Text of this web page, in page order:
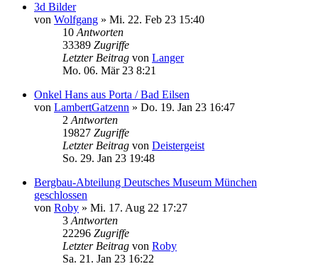
3d Bilder
von Wolfgang » Mi. 22. Feb 23 15:40
10 Antworten
33389 Zugriffe
Letzter Beitrag von Langer
Mo. 06. Mär 23 8:21
Onkel Hans aus Porta / Bad Eilsen
von LambertGatzenn » Do. 19. Jan 23 16:47
2 Antworten
19827 Zugriffe
Letzter Beitrag von Deistergeist
So. 29. Jan 23 19:48
Bergbau-Abteilung Deutsches Museum München
geschlossen
von Roby » Mi. 17. Aug 22 17:27
3 Antworten
22296 Zugriffe
Letzter Beitrag von Roby
Sa. 21. Jan 23 16:22